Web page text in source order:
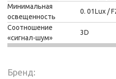
Минимальная
освещенность
0. 01Lux /
Соотношение
«сигнал-шум»
3D
Бренд: